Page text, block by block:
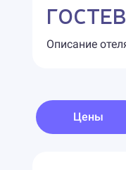
Описание
Цены